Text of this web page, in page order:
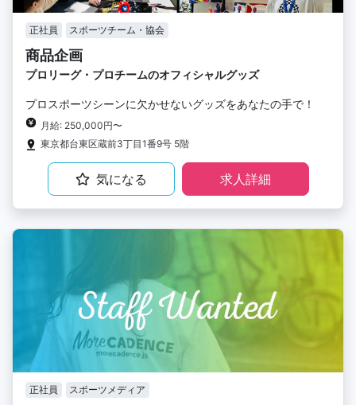
正社員 スポーツチーム・協会
商品企画
プロリーグ・プロチームのオフィシャルグッズ
プロスポーツシーンに欠かせないグッズをあなたの手で！
月給: 250,000円〜
東京都台東区蔵前3丁目1番9号 5階
気になる 求人詳細
正社員 スポーツメディア